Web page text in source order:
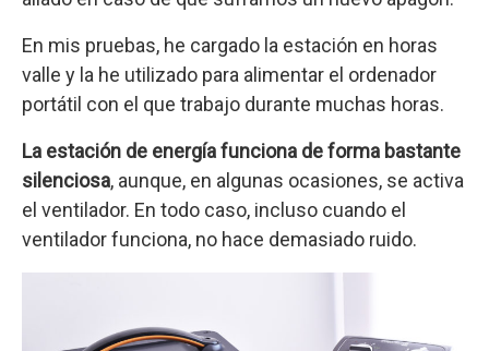
En mis pruebas, he cargado la estación en horas
valle y la he utilizado para alimentar el ordenador
portátil con el que trabajo durante muchas horas.
La estación de energía funciona de forma bastante
silenciosa, aunque, en algunas ocasiones, se activa
el ventilador. En todo caso, incluso cuando el
ventilador funciona, no hace demasiado ruido.